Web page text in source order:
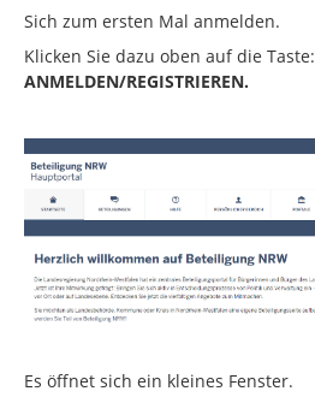
Sich zum ersten Mal anmelden.
Klicken Sie dazu oben auf die Taste:
ANMELDEN/REGISTRIEREN.
Es öffnet sich ein kleines Fenster.